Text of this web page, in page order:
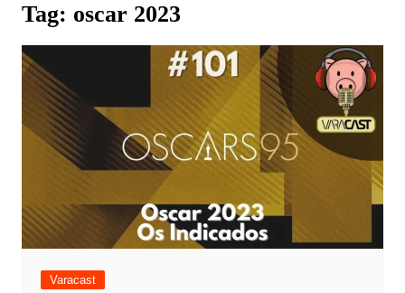
Tag: oscar 2023
Varacast